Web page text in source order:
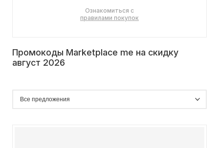
Ознакомиться с
правилами покупок
Промокоды Marketplace me на скидку
август 2026